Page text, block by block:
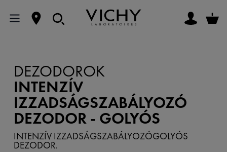
DEZODOROK
INTENZÍV
IZZADSÁGSZABÁLYOZÓ
DEZODOR - GOLYÓS
INTENZÍV IZZADSÁGSZABÁLYOZÓGOLYÓS
DEZODOR.